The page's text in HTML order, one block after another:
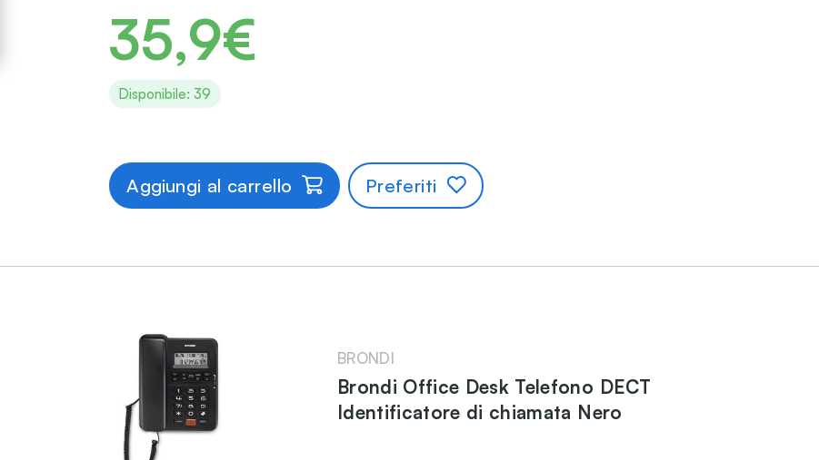
35,9€
Disponibile: 39
Aggiungi al carrello Preferiti
BRONDI
Brondi Office Desk Telefono DECT
Identificatore di chiamata Nero